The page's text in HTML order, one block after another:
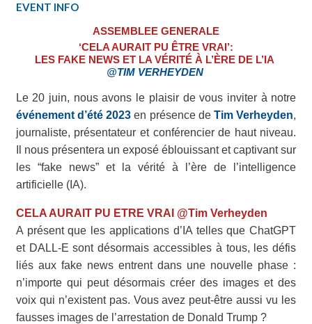
EVENT INFO
ASSEMBLEE GENERALE
‘CELA AURAIT PU ÊTRE VRAI’:
LES FAKE NEWS ET LA VÉRITÉ À L’ÈRE DE L’IA
@TIM VERHEYDEN
Le 20 juin, nous avons le plaisir de vous inviter à notre
événement d’été 2023 en présence de Tim Verheyden,
journaliste, présentateur et conférencier de haut niveau.
Il nous présentera un exposé éblouissant et captivant sur
les “fake news” et la vérité à l’ère de l’intelligence
artificielle (IA).
CELA AURAIT PU ETRE VRAI @Tim Verheyden
A présent que les applications d’IA telles que ChatGPT
et DALL-E sont désormais accessibles à tous, les défis
liés aux fake news entrent dans une nouvelle phase :
n’importe qui peut désormais créer des images et des
voix qui n’existent pas. Vous avez peut-être aussi vu les
fausses images de l’arrestation de Donald Trump ?